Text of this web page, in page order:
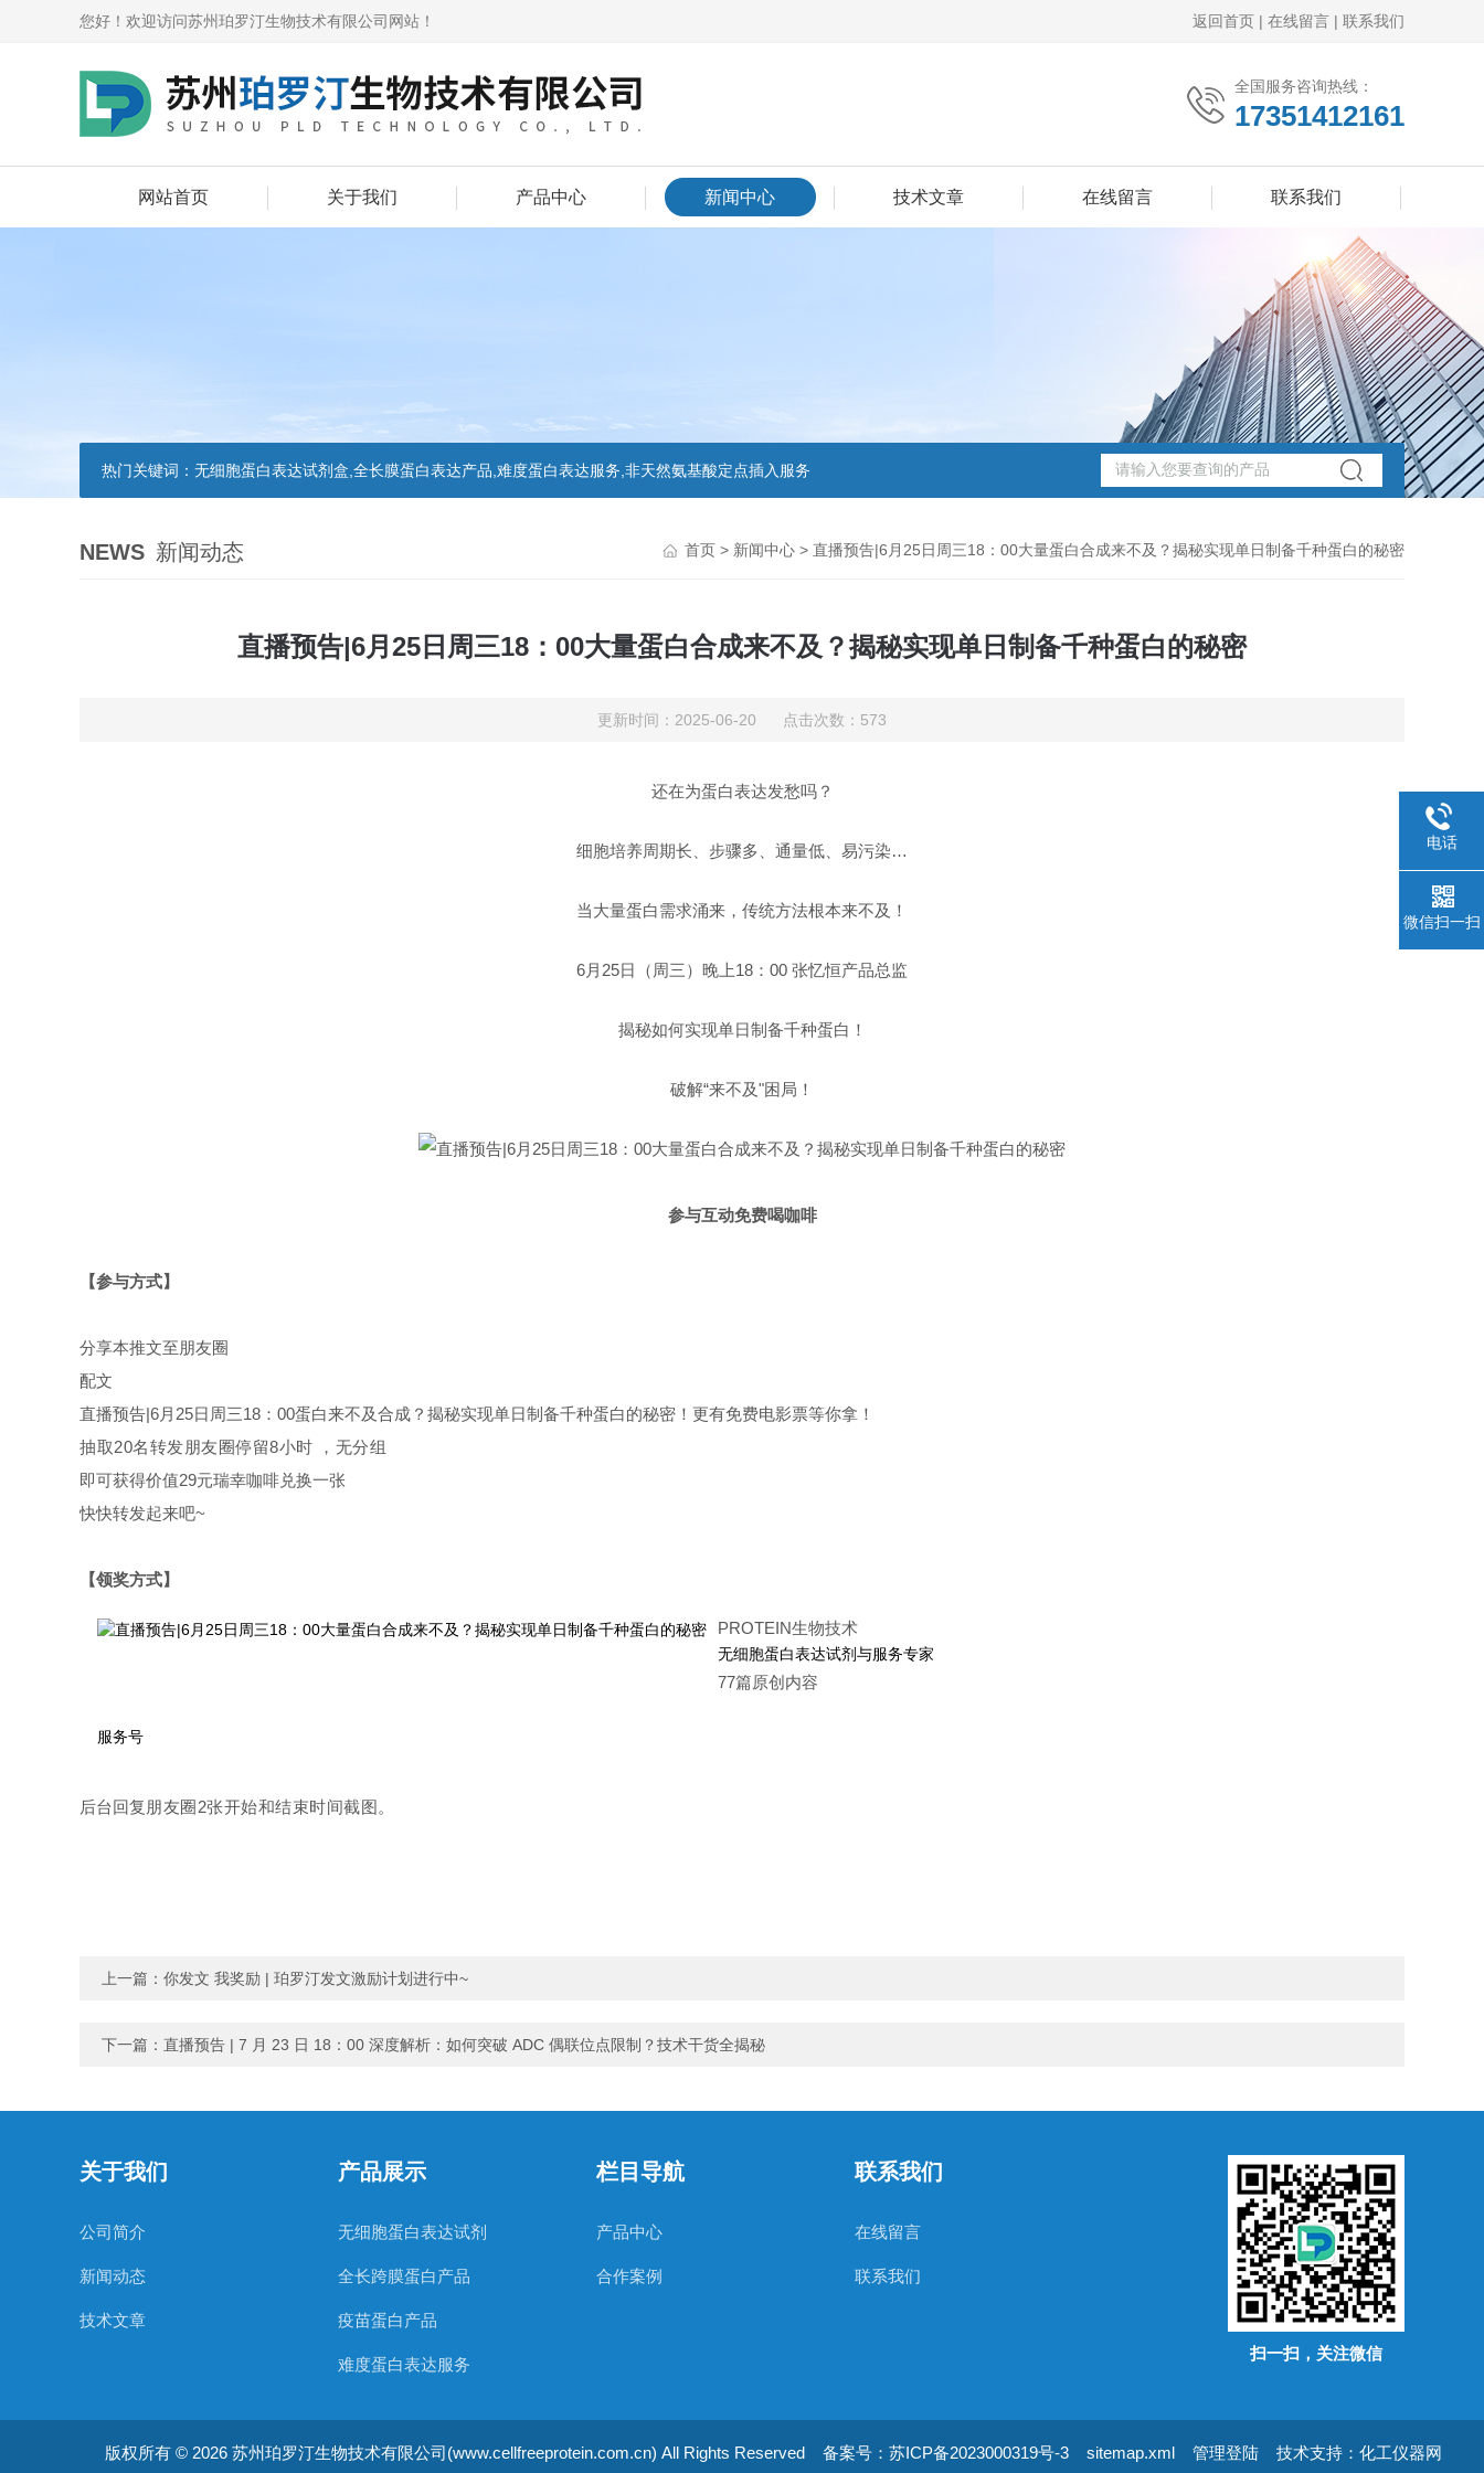
您好！欢迎访问苏州珀罗汀生物技术有限公司网站！ 返回首页 | 在线留言 | 联系我们
全国服务咨询热线：
17351412161
网站首页 关于我们 产品中心 新闻中心 技术文章 在线留言 联系我们
热门关键词： 无细胞蛋白表达试剂盒,全长膜蛋白表达产品,难度蛋白表达服务,非天然氨基酸定点插入服务
NEWS 新闻动态 首页 > 新闻中心 > 直播预告|6月25日周三18：00大量蛋白合成来不及？揭秘实现单日制备千种蛋白的秘密
直播预告|6月25日周三18：00大量蛋白合成来不及？揭秘实现单日制备千种蛋白的秘密
更新时间：2025-06-20 点击次数：573
还在为蛋白表达发愁吗？
细胞培养周期长、步骤多、通量低、易污染…
当大量蛋白需求涌来，传统方法根本来不及！
6月25日（周三）晚上18：00 张忆恒产品总监
揭秘如何实现单日制备千种蛋白！
破解“来不及"困局！
参与互动免费喝咖啡
【参与方式】
分享本推文至朋友圈
配文
直播预告|6月25日周三18：00蛋白来不及合成？揭秘实现单日制备千种蛋白的秘密！更有免费电影票等你拿！
抽取20名转发朋友圈停留8小时 ，无分组
即可获得价值29元瑞幸咖啡兑换一张
快快转发起来吧~
【领奖方式】
PROTEIN生物技术
无细胞蛋白表达试剂与服务专家
77篇原创内容
服务号
后台回复 朋友圈2张开始和结束时间截图。
上一篇： 你发文 我奖励 | 珀罗汀发文激励计划进行中~
下一篇： 直播预告 | 7 月 23 日 18：00 深度解析：如何突破 ADC 偶联位点限制？技术干货全揭秘
关于我们
公司简介
新闻动态
技术文章
产品展示
无细胞蛋白表达试剂
全长跨膜蛋白产品
疫苗蛋白产品
难度蛋白表达服务
栏目导航
产品中心
合作案例
联系我们
在线留言
联系我们
扫一扫，关注微信
版权所有 © 2026 苏州珀罗汀生物技术有限公司(www.cellfreeprotein.com.cn) All Rights Reserved 备案号：苏ICP备2023000319号-3 sitemap.xml 管理登陆技术支持： 化工仪器网
电话
微信扫一扫